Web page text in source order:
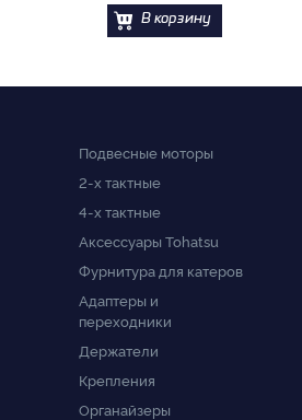
В корзину
Подвесные моторы
2-x тактные
4-x тактные
Аксессуары Tohatsu
Фурнитура для катеров
Адаптеры и
переходники
Держатели
Крепления
Органайзеры